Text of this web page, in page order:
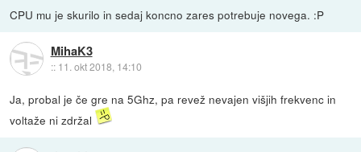
CPU mu je skurilo in sedaj koncno zares potrebuje novega. :P
MihaK3
:: 11. okt 2018, 14:10
Ja, probal je če gre na 5Ghz, pa revež nevajen višjih frekvenc in
voltaže ni zdržal